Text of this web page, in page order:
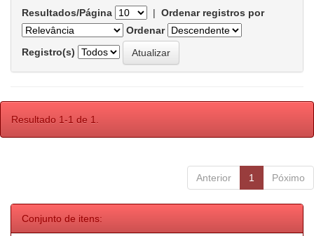
Resultados/Página | Ordenar registros por
Ordenar
Registro(s)
Resultado 1-1 de 1.
Anterior 1 Póximo
Conjunto de itens: